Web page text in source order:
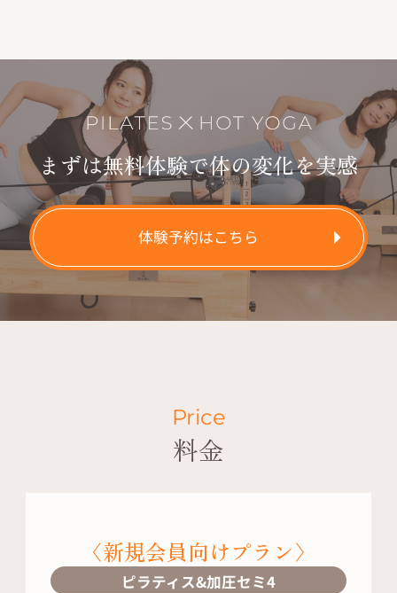
まずは無料体験で体の変化を実感
体験予約はこちら
Price
料金
〈新規会員向けプラン〉
ピラティス&加圧セミ4